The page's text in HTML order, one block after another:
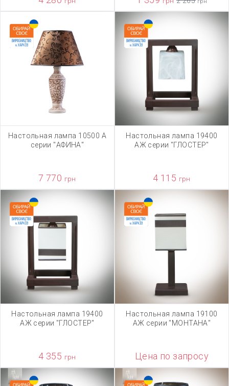
Настольная лампа 10500 А
серии "АФИНА"
7 770 грн
Настольная лампа 19400
АЖ серии "ГЛОСТЕР"
4 115 грн
Настольная лампа 19400
АЖ серии "ГЛОСТЕР"
4 355 грн
Настольная лампа 19100
АЖ серии "МОНТАНА"
Цена по запросу